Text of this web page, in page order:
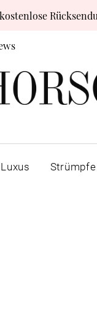
Luxus